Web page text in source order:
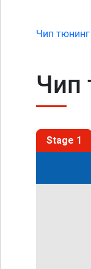
Чип тюнинг
Чип
Stage 1